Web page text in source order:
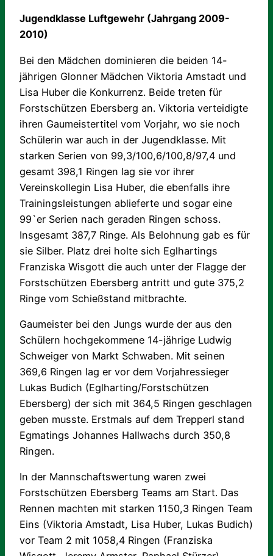
Jugendklasse Luftgewehr (Jahrgang 2009-
2010)
Bei den Mädchen dominieren die beiden 14-
jährigen Glonner Mädchen Viktoria Amstadt und
Lisa Huber die Konkurrenz. Beide treten für
Forstschützen Ebersberg an. Viktoria verteidigte
ihren Gaumeistertitel vom Vorjahr, wo sie noch
Schülerin war auch in der Jugendklasse. Mit
starken Serien von 99,3/100,6/100,8/97,4 und
gesamt 398,1 Ringen lag sie vor ihrer
Vereinskollegin Lisa Huber, die ebenfalls ihre
Trainingsleistungen ablieferte und sogar eine
99`er Serien nach geraden Ringen schoss.
Insgesamt 387,7 Ringe. Als Belohnung gab es für
sie Silber. Platz drei holte sich Eglhartings
Franziska Wisgott die auch unter der Flagge der
Forstschützen Ebersberg antritt und gute 375,2
Ringe vom Schießstand mitbrachte.
Gaumeister bei den Jungs wurde der aus den
Schülern hochgekommene 14-jährige Ludwig
Schweiger von Markt Schwaben. Mit seinen
369,6 Ringen lag er vor dem Vorjahressieger
Lukas Budich (Eglharting/Forstschützen
Ebersberg) der sich mit 364,5 Ringen geschlagen
geben musste. Erstmals auf dem Trepperl stand
Egmatings Johannes Hallwachs durch 350,8
Ringen.
In der Mannschaftswertung waren zwei
Forstschützen Ebersberg Teams am Start. Das
Rennen machten mit starken 1150,3 Ringen Team
Eins (Viktoria Amstadt, Lisa Huber, Lukas Budich)
vor Team 2 mit 1058,4 Ringen (Franziska